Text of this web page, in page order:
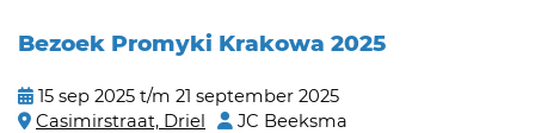
Bezoek Promyki Krakowa 2025
15 sep 2025 t/m 21 september 2025
Casimirstraat, Driel
JC Beeksma